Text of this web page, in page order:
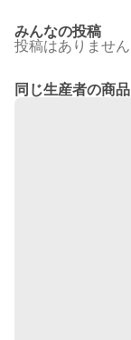
みんなの投稿
投稿はありません
同じ生産者の商品